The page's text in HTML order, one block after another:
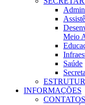
Meio
Saúde
INFORMAÇÕES
CONTATOS